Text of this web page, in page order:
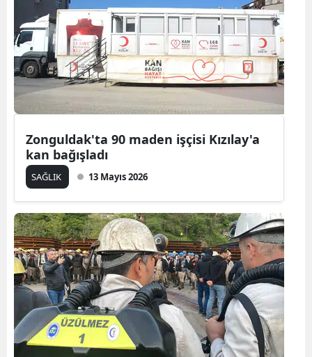
Zonguldak'ta 90 maden işçisi Kızılay'a
kan bağışladı
SAĞLIK 13 Mayıs 2026